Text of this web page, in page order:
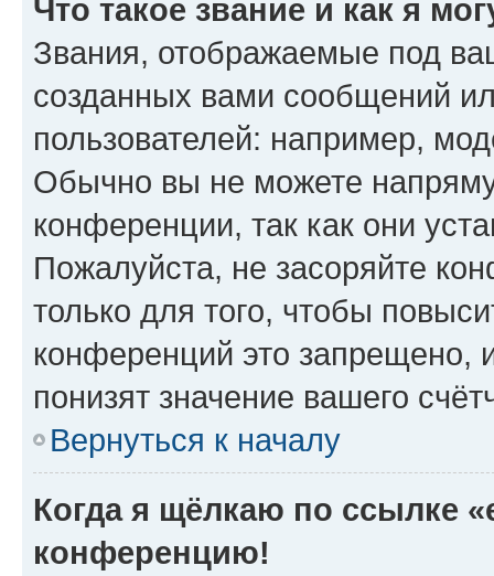
Что такое звание и как я
Звания, отображаемые под
созданных вами сообщений
пользователей: например,
Обычно вы не можете
конференции, так как они
Пожалуйста, не засоряйте
только для того, чтобы
конференций это запрещено,
понизят значение вашего
Вернуться к началу
Когда я щёлкаю по ссылке
конференцию!